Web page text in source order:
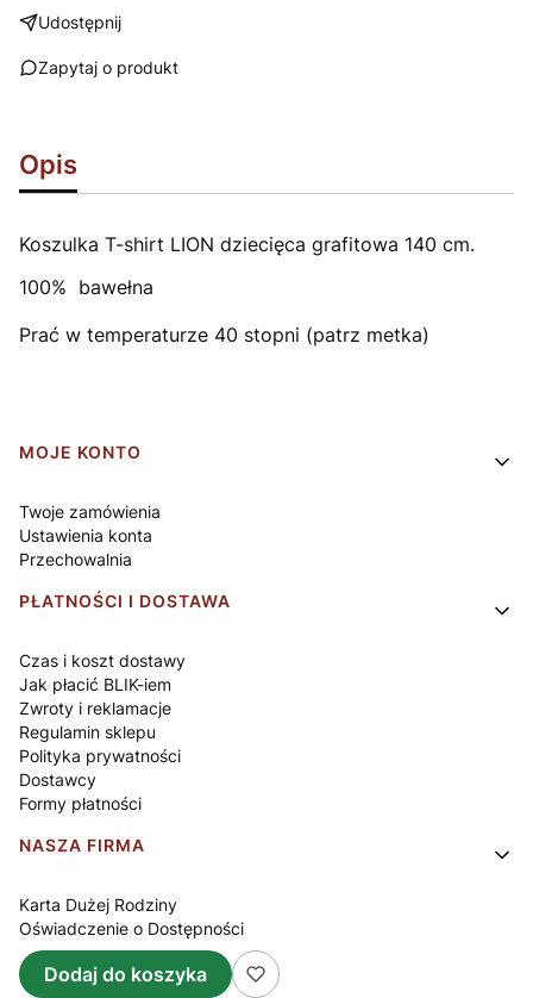
Udostępnij
Zapytaj o produkt
Opis
Koszulka T-shirt LION dziecięca grafitowa 140 cm.
100% bawełna
Prać w temperaturze 40 stopni (patrz metka)
Linki w stopce
MOJE KONTO
Twoje zamówienia
Ustawienia konta
Przechowalnia
PŁATNOŚCI I DOSTAWA
Czas i koszt dostawy
Jak płacić BLIK-iem
Zwroty i reklamacje
Regulamin sklepu
Polityka prywatności
Dostawcy
Formy płatności
NASZA FIRMA
Karta Dużej Rodziny
Oświadczenie o Dostępności
O nas
Kontakt
Dodaj do koszyka